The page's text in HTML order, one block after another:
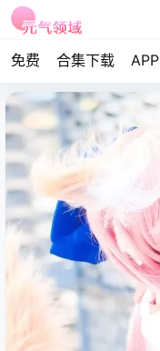
免费 合集下载 APP